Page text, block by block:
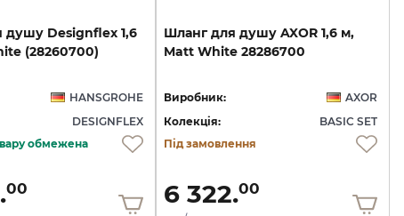
душу Designflex 1,6
(28260700)
HANSGROHE
DESIGNFLEX
обмежена
00
Шланг для душу AXOR 1,6 м,
Matt White 28286700
Виробник:
AXOR
Колекція:
BASIC SET
Під замовлення
6 322.00